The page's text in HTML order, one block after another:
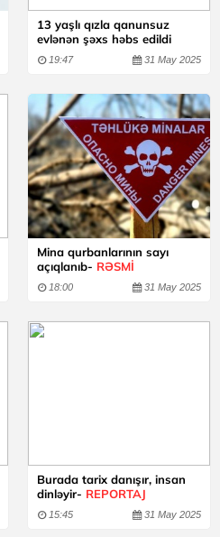
13 yaşlı qızla qanunsuz
evlənən şəxs həbs edildi
19:47 31 May 2025
Mina qurbanlarının sayı
açıqlanıb- RƏSMİ
18:00 31 May 2025
Burada tarix danışır, insan
dinləyir- REPORTAJ
15:45 31 May 2025